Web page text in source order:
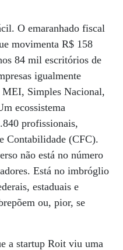
O emaranhado fiscal
movimenta R$ 158
84 mil escritórios de
igualmente
Simples Nacional,
ecossistema
profissionais,
Contabilidade (CFC).
não está no número
Está no imbróglio
estaduais e
ou, pior, se
a startup Roit viu uma